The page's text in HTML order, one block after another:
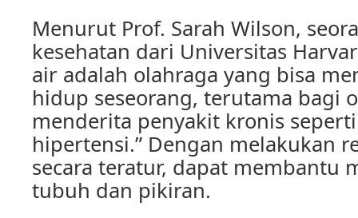
Menurut Prof. Sarah Wilson,
kesehatan dari Universitas
air adalah olahraga yang bisa
hidup seseorang, terutama bagi
menderita penyakit kronis
hipertensi.” Dengan melakukan
secara teratur, dapat membantu
tubuh dan pikiran.